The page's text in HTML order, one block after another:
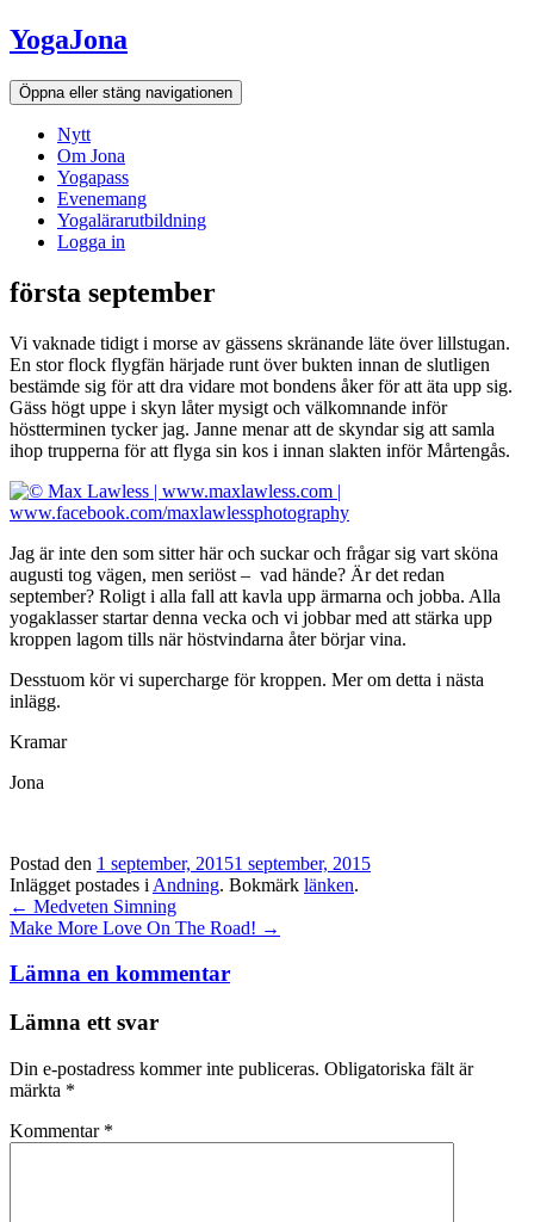
Hoppa
till
innehållet
YogaJona
Öppna eller stäng navigationen
Nytt
Om Jona
Yogapass
Evenemang
Yogalärarutbildning
Logga in
första september
Vi vaknade tidigt i morse av gässens skränande läte över lillstugan.
En stor flock flygfän härjade runt över bukten innan de slutligen
bestämde sig för att dra vidare mot bondens åker för att äta upp sig.
Gäss högt uppe i skyn låter mysigt och välkomnande inför
höstterminen tycker jag. Janne menar att de skyndar sig att samla
ihop trupperna för att flyga sin kos i innan slakten inför Mårtengås.
Jag är inte den som sitter här och suckar och frågar sig vart sköna
augusti tog vägen, men seriöst – vad hände? Är det redan
september? Roligt i alla fall att kavla upp ärmarna och jobba. Alla
yogaklasser startar denna vecka och vi jobbar med att stärka upp
kroppen lagom tills när höstvindarna åter börjar vina.
Desstuom kör vi supercharge för kroppen. Mer om detta i nästa
inlägg.
Kramar
Jona
Postad den 1 september, 20151 september, 2015
Inlägget postades i Andning. Bokmärk länken.
Inläggsnavigation
← Medveten Simning
Make More Love On The Road! →
Lämna en kommentar
Lämna ett svar
Din e-postadress kommer inte publiceras. Obligatoriska fält är
märkta *
Kommentar *